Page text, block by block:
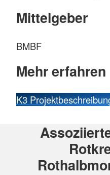
Mittelgeber
BMBF
Mehr erfahren
K3